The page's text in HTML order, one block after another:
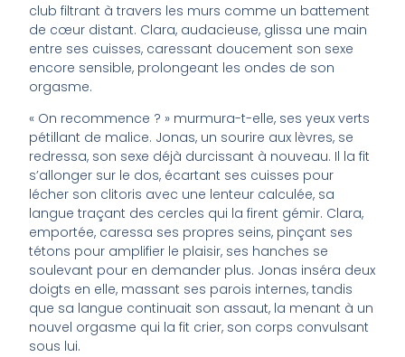
club filtrant à travers les murs comme un battement
de cœur distant. Clara, audacieuse, glissa une main
entre ses cuisses, caressant doucement son sexe
encore sensible, prolongeant les ondes de son
orgasme.
« On recommence ? » murmura-t-elle, ses yeux verts
pétillant de malice. Jonas, un sourire aux lèvres, se
redressa, son sexe déjà durcissant à nouveau. Il la fit
s’allonger sur le dos, écartant ses cuisses pour
lécher son clitoris avec une lenteur calculée, sa
langue traçant des cercles qui la firent gémir. Clara,
emportée, caressa ses propres seins, pinçant ses
tétons pour amplifier le plaisir, ses hanches se
soulevant pour en demander plus. Jonas inséra deux
doigts en elle, massant ses parois internes, tandis
que sa langue continuait son assaut, la menant à un
nouvel orgasme qui la fit crier, son corps convulsant
sous lui.